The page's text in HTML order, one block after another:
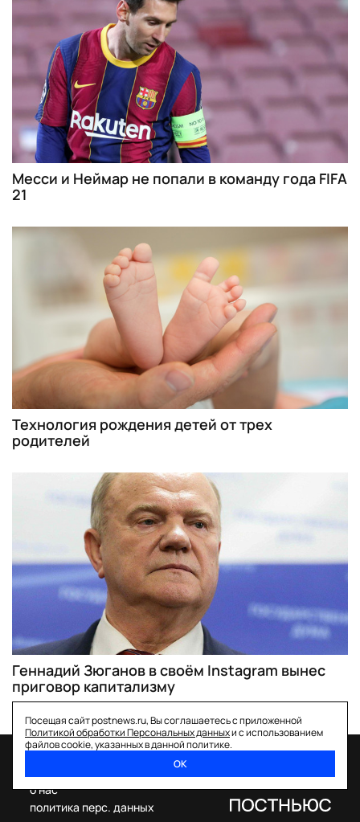
Месси и Неймар не попали в команду года FIFA
21
Технология рождения детей от трех
родителей
Геннадий Зюганов в своём Instagram вынес
приговор капитализму
Посещая сайт postnews.ru, Вы соглашаетесь с приложенной
Политикой обработки Персональных данныхи с использованием
файлов cookie, указанных в данной политике.
ОК
о нас
политика перс. данных